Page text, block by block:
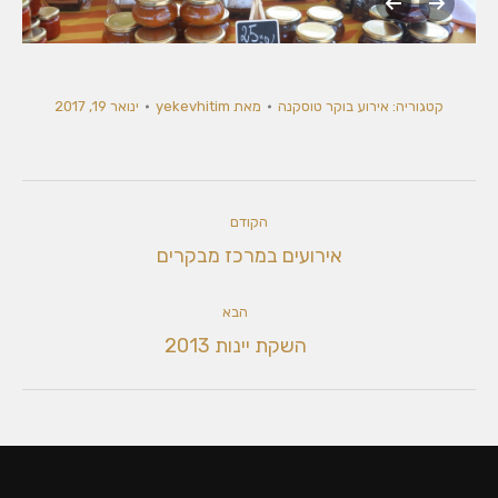
dsc_0133
קטגוריה: אירוע בוקר טוסקנה מאת yekevhitim ינואר 19, 2017
navigation
הקודם
אלבום
קודם:
אירועים במרכז מבקרים
הבא
אלבום
הבא:
השקת יינות 2013